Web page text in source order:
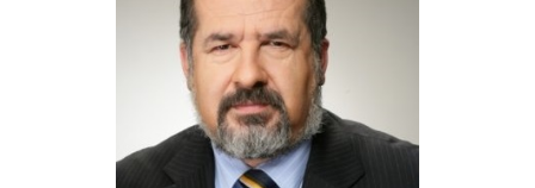
ОБІЦЯНКИ У ПРОЦЕСІ
ВСІ ОБІЦЯНКИ
АРХІВНІ ОБІЦЯНКИ